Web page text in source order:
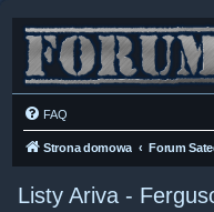
FAQ
Strona domowa Forum
Listy Ariva -